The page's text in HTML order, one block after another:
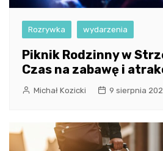
Rozrywka wydarzenia
Piknik Rodzinny w
Czas na zabawę i
Michał Kozicki 9 sierpnia